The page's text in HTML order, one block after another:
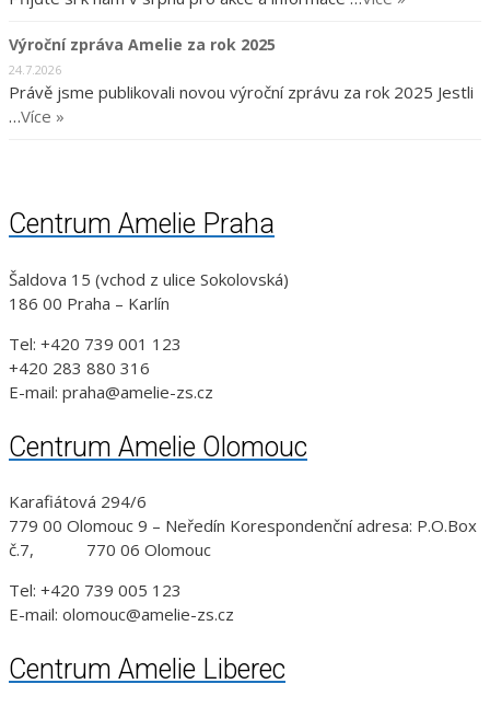
Výroční zpráva Amelie za rok 2025
24.7.2026
Právě jsme publikovali novou výroční zprávu za rok 2025 Jestli
…Více »
Centrum Amelie Praha
Šaldova 15 (vchod z ulice Sokolovská)
186 00 Praha – Karlín
Tel: +420 739 001 123
+420 283 880 316
E-mail: praha@amelie-zs.cz
Centrum Amelie Olomouc
Karafiátová 294/6
779 00 Olomouc 9 – Neředín Korespondenční adresa: P.O.Box
č.7, 770 06 Olomouc
Tel: +420 739 005 123
E-mail: olomouc@amelie-zs.cz
Centrum Amelie Liberec